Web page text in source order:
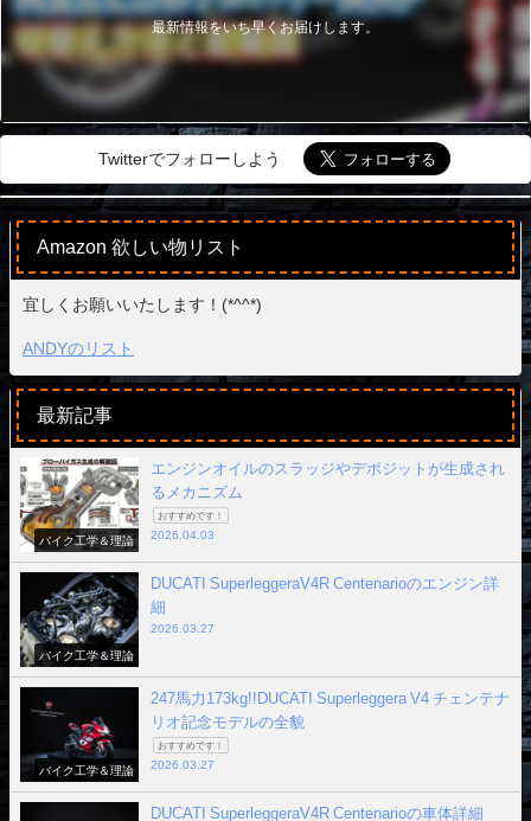
最新情報をいち早くお届けします。
Twitterでフォローしよう
Amazon 欲しい物リスト
宜しくお願いいたします！(*^^*)
ANDYのリスト
最新記事
バイク工学＆理論
エンジンオイルのスラッジやデポジットが生成され
るメカニズム
おすすめです！
2026.04.03
バイク工学＆理論
DUCATI SuperleggeraV4R Centenarioのエンジン詳
細
2026.03.27
バイク工学＆理論
247馬力173kg!!DUCATI Superleggera V4 チェンテナ
リオ記念モデルの全貌
おすすめです！
2026.03.27
DUCATI SuperleggeraV4R Centenarioの車体詳細